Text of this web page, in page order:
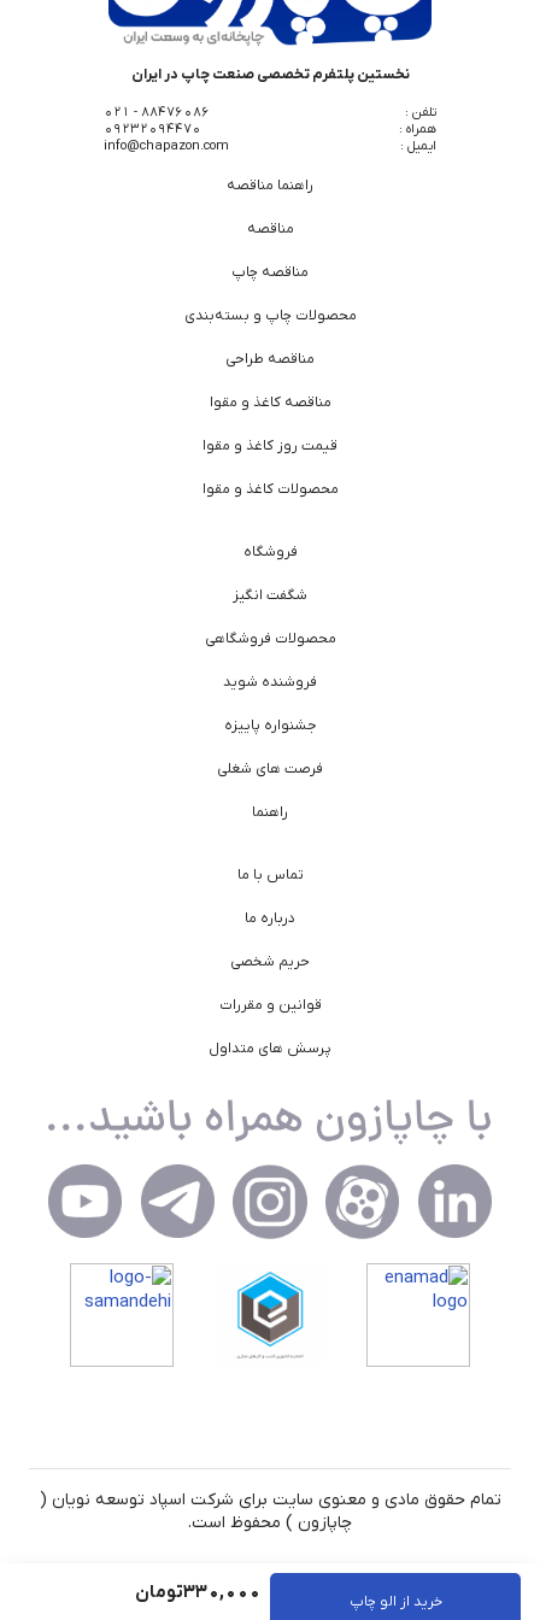
خرید از الو چاپ 330,000تومان
نخستین پلتفرم تخصصی صنعت چاپ در ایران
تلفن :
88476086 - 021
همراه :
09232094470
ایمیل :
info@chapazon.com
راهنما مناقصه
مناقصه
مناقصه چاپ
محصولات چاپ و بسته‌بندی
مناقصه طراحی
مناقصه کاغذ و مقوا
قیمت روز کاغذ و مقوا
محصولات کاغذ و مقوا
فروشگاه
شگفت انگیز
محصولات فروشگاهی
فروشنده شوید
جشنواره پاییزه
فرصت های شغلی
راهنما
تماس با ما
درباره ما
حریم شخصی
قوانین و مقررات
پرسش های متداول
تمام حقوق مادی و معنوی سایت برای شرکت اسپاد توسعه نویان (
چاپازون ) محفوظ است.